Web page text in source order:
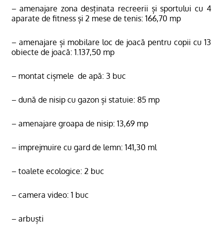
– amenajare zona desținata recreerii și sportului cu 4
aparate de fitness și 2 mese de tenis: 166,70 mp
– amenajare și mobilare loc de joacă pentru copii cu 13
obiecte de joacă: 1.137,50 mp
– montat cișmele de apă: 3 buc
– dună de nisip cu gazon și statuie: 85 mp
– amenajare groapa de nisip: 13,69 mp
– imprejmuire cu gard de lemn: 141,30 ml
– toalete ecologice: 2 buc
– camera video: 1 buc
– arbuști